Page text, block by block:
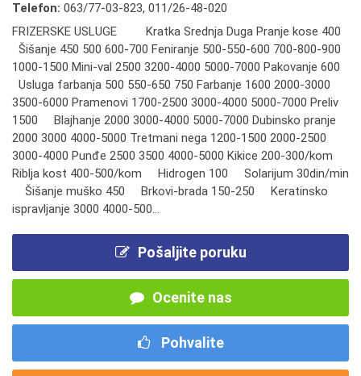
Telefon: 063/77-03-823, 011/26-48-020
FRIZERSKE USLUGE Kratka Srednja Duga Pranje kose 400
Šišanje 450 500 600-700 Feniranje 500-550-600 700-800-900
1000-1500 Mini-val 2500 3200-4000 5000-7000 Pakovanje 600
Usluga farbanja 500 550-650 750 Farbanje 1600 2000-3000
3500-6000 Pramenovi 1700-2500 3000-4000 5000-7000 Preliv
1500 Blajhanje 2000 3000-4000 5000-7000 Dubinsko pranje
2000 3000 4000-5000 Tretmani nega 1200-1500 2000-2500
3000-4000 Punđe 2500 3500 4000-5000 Kikice 200-300/kom
Riblja kost 400-500/kom Hidrogen 100 Solarijum 30din/min
Šišanje muško 450 Brkovi-brada 150-250 Keratinsko
ispravljanje 3000 4000-500...
Pošaljite poruku
Ocenite nas
Pohvalite